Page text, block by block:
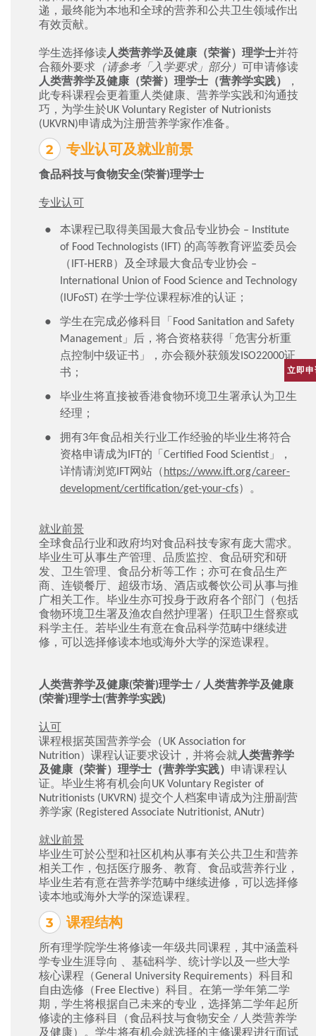
递，最终能为本地和全球的营养和公共卫生领域作出
有效贡献。
学生选择修读人类营养学及健康（荣誉）理学士并符
合额外要求 （请参考「入学要求」部分） 可申请修读
人类营养学及健康（荣誉）理学士（营养学实践）
，
此专科课程会更着重人类健康、营养学实践和沟通技
巧，为学生於UK Voluntary Register of Nutrionists
(UKVRN)申请成为注册营养学家作准备。
专业认可及就业前景
食品科技与食物安全(荣誉)理学士
专业认可
本课程已取得美国最大食品专业协会 – Institute
of Food Technologists (IFT) 的高等教育评监委员会
（IFT-HERB）及全球最大食品专业协会 –
International Union of Food Science and Technology
(IUFoST) 在学士学位课程标准的认证；
学生在完成必修科目「Food Sanitation and Safety
Management」后，将合资格获得「危害分析重
点控制中级证书」，亦会额外获颁发ISO22000证
书；
毕业生将直接被香港食物环境卫生署承认为卫生
经理；
拥有3年食品相关行业工作经验的毕业生将符合
资格申请成为IFT的「Certified Food Scientist」，
详情请浏览IFT网站（https://www.ift.org/career-
development/certification/get-your-cfs）。
就业前景
全球食品行业和政府均对食品科技专家有庞大需求。
毕业生可从事生产管理、品质监控、食品研究和研
发、卫生管理、食品分析等工作；亦可在食品生产
商、连锁餐厅、超级市场、酒店或餐饮公司从事与推
广相关工作。毕业生亦可投身于政府各个部门（包括
食物环境卫生署及渔农自然护理署）任职卫生督察或
科学主任。若毕业生有意在食品科学范畴中继续进
修，可以选择修读本地或海外大学的深造课程。
人类营养学及健康(荣誉)理学士 / 人类营养学及健康
(荣誉)理学士(营养学实践)
认可
课程根据英国营养学会（UK Association for
Nutrition）课程认证要求设计，并将会就人类营养学
及健康（荣誉）理学士（营养学实践） 申请课程认
证。毕业生将有机会向UK Voluntary Register of
Nutritionists (UKVRN) 提交个人档案申请成为注册副营
养学家 (Registered Associate Nutritionist, ANutr)
就业前景
毕业生可於公型和社区机构从事有关公共卫生和营养
相关工作，包括医疗服务、教育、食品或营养行业，
毕业生若有意在营养学范畴中继续进修，可以选择修
读本地或海外大学的深造课程。
课程结构
所有理学院学生将修读一年级共同课程，其中涵盖科
学专业生涯导向 、基础科学、统计学以及一些大学
核心课程（General University Requirements）科目和
自由选修（Free Elective）科目。在第一学年第二学
期，学生将根据自己未来的专业，选择第二学年起所
修读的主修科目（食品科技与食物安全 / 人类营养学
及健康）。学生将有机会就选择的主修课程进行面试
立即